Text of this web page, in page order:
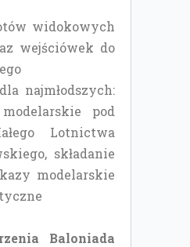
widokowych
wejściówek do
najmłodszych:
pod
Lotnictwa
składanie
modelarskie
Baloniada